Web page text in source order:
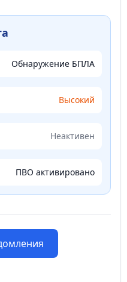
Обнаружение БПЛА
Высокий
Неактивен
ПВО активировано